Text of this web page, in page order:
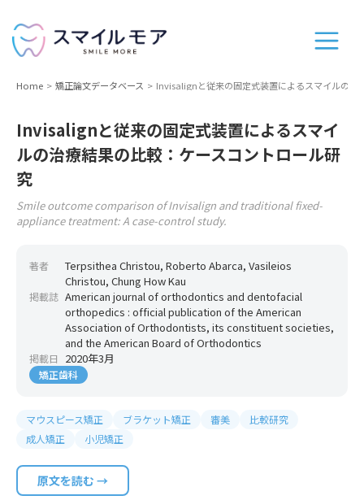
Home 矯正論文データベース Invisalignと従来の固定式装置によるスマイルの治
Invisalignと従来の固定式装置によるスマイ
ルの治療結果の比較：ケースコントロール研
究
Smile outcome comparison of Invisalign and traditional fixed-
appliance treatment: A case-control study.
著者
Terpsithea Christou, Roberto Abarca, Vasileios
Christou, Chung How Kau
掲載誌 American journal of orthodontics and dentofacial
orthopedics : official publication of the American
Association of Orthodontists, its constituent societies,
and the American Board of Orthodontics
掲載日 2020年3月
矯正歯科
マウスピース矯正 ブラケット矯正 審美
比較研究
成人矯正
小児矯正
原文を読む →